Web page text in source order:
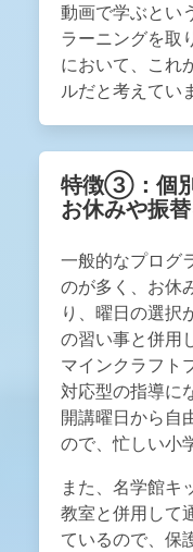
動画で学ぶとい
ラーニングを取
において、これ
ルだと考えてい
特徴③：個別
お休みや振
一般的なプログ
のが多く、お休
り、曜日の選択
の習い事と併用
マインクラフト
対応型の指導に
開講曜日から自
ので、忙しい小
また、名学館キ
教室と併用して
ているので、保